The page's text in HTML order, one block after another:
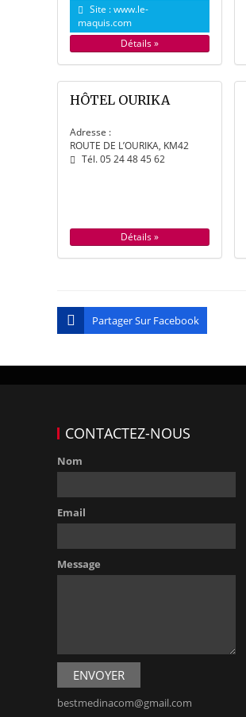
Site :www.le-
maquis.com
Détails »
HÔTEL OURIKA
Adresse :
ROUTE DE L’OURIKA, KM42
Tél. 05 24 48 45 62
Détails »
Partager Sur Facebook
CONTACTEZ-NOUS
Nom
Email
Message
bestmedinacom@gmail.com